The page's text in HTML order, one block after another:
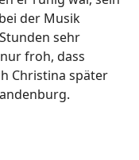
der Musik
sehr
froh, dass
Christina später